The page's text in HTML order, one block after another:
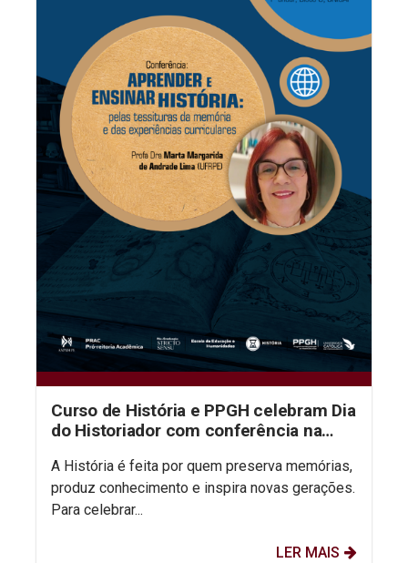
Curso de História e PPGH celebram Dia
do Historiador com conferência na
A História é feita por quem preserva memórias,
produz conhecimento e inspira novas gerações.
Para celebrar...
LER MAIS